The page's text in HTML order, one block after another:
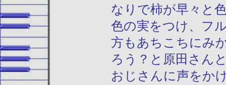
なりで柿が早々と
色の実をつけ、フ
方もあちこちにみ
ろう？と原田さん
おじさんに声をか